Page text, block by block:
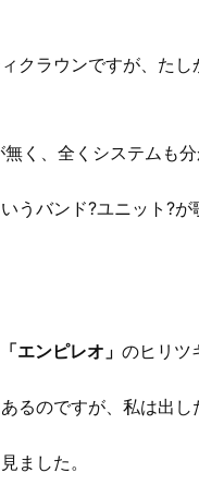
クラウンですが、たし
く、全くシステムも分
うバンド?ユニット?
「エンピレオ」 のヒリツ
るのですが、私は出し
ました。